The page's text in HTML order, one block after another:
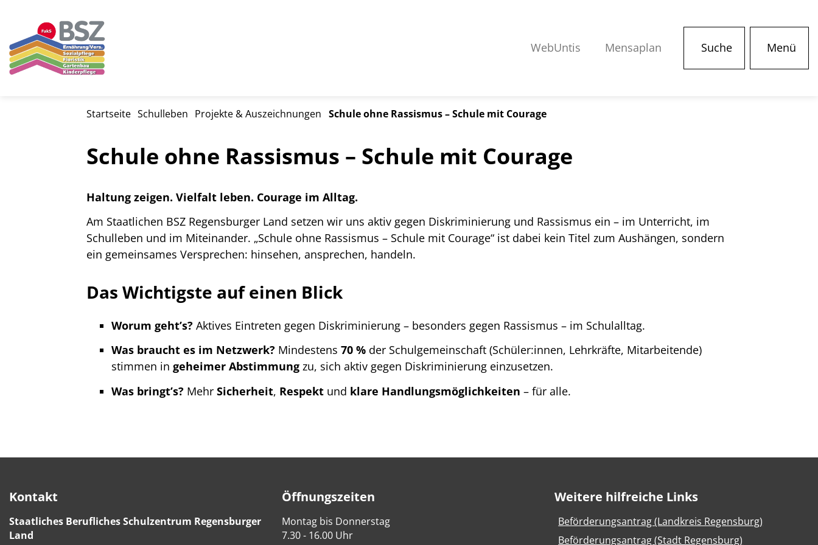
WebUntis Mensaplan Suche Menü
Startseite Schulleben Projekte & Auszeichnungen Schule ohne Rassismus – Schule mit Courage
Schule ohne Rassismus – Schule mit Courage
Haltung zeigen. Vielfalt leben. Courage im Alltag.
Am Staatlichen BSZ Regensburger Land setzen wir uns aktiv gegen Diskriminierung und Rassismus ein – im Unterricht, im
Schulleben und im Miteinander. „Schule ohne Rassismus – Schule mit Courage“ ist dabei kein Titel zum Aushängen, sondern
ein gemeinsames Versprechen: hinsehen, ansprechen, handeln.
Das Wichtigste auf einen Blick
Worum geht’s? Aktives Eintreten gegen Diskriminierung – besonders gegen Rassismus – im Schulalltag.
Was braucht es im Netzwerk? Mindestens70 % der Schulgemeinschaft (Schüler:innen, Lehrkräfte, Mitarbeitende)
stimmen ingeheimer Abstimmung zu, sich aktiv gegen Diskriminierung einzusetzen.
Was bringt’s? MehrSicherheit, Respekt und klare Handlungsmöglichkeiten – für alle.
Kontakt
Staatliches Berufliches Schulzentrum Regensburger
Land
Öffnungszeiten
Montag bis Donnerstag
7.30 - 16.00 Uhr
Weitere hilfreiche Links
Beförderungsantrag (Landkreis Regensburg)
Beförderungsantrag (Stadt Regensburg)